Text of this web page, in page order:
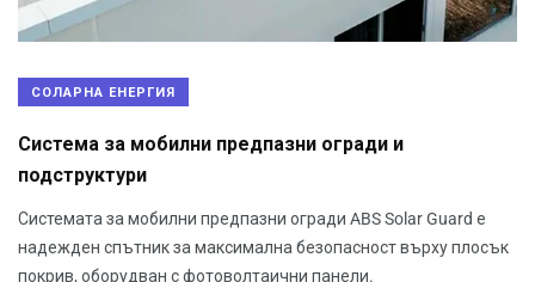
СОЛАРНА ЕНЕРГИЯ
Система за мобилни предпазни огради и
подструктури
Системата за мобилни предпазни огради ABS Solar Guard е
надежден спътник за максимална безопасност върху плосък
покрив, оборудван с фотоволтаични панели.